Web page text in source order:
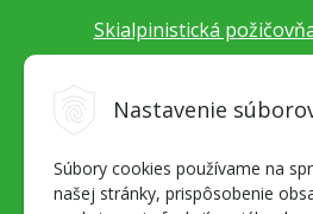
Nastavenie
Súbory cookies používame na
našej stránky, prispôsobenie
Skialpinistická
Cestovateľský festival
Alpenverein
Hore-dole